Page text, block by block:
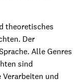
theoretisches
Der
Alle Genres
sind
und